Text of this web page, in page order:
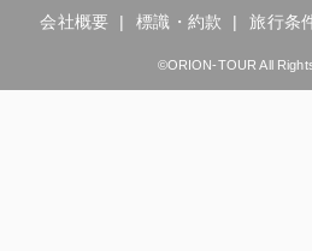
会社概要 標識・約款 旅行条
©ORION-TOUR All